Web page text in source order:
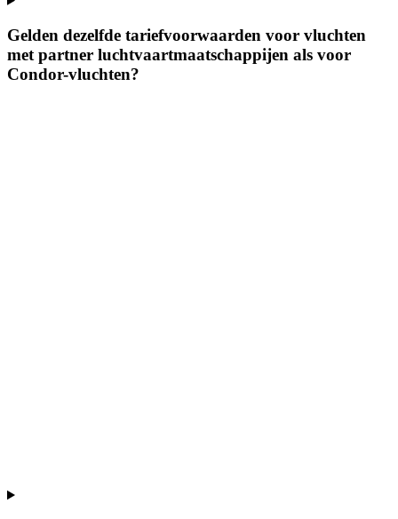
Gelden dezelfde tariefvoorwaarden voor vluchten
met partner luchtvaartmaatschappijen als voor
Condor-vluchten?